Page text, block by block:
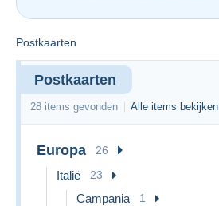
Postkaarten
Postkaarten
28 items gevonden Alle items bekijken
Europa 26
Italië 23
Campania 1